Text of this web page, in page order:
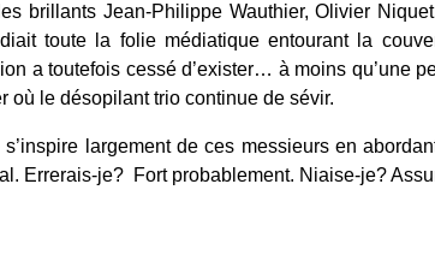
brillants Jean-Philippe Wauthier, Olivier
toute la folie médiatique entourant la
a toutefois cessé d’exister… à moins qu’une
où le désopilant trio continue de sévir.
largement de ces messieurs en
Errerais-je?  Fort probablement. Niaise-je?